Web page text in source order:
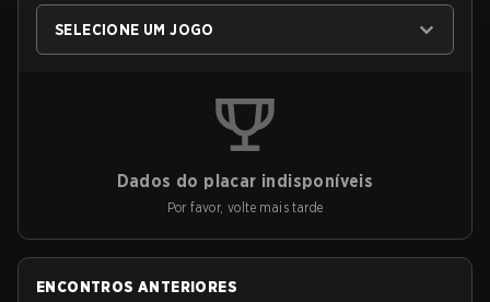
SELECIONE UM JOGO
Dados do placar indisponíveis
Por favor, volte mais tarde
ENCONTROS ANTERIORES